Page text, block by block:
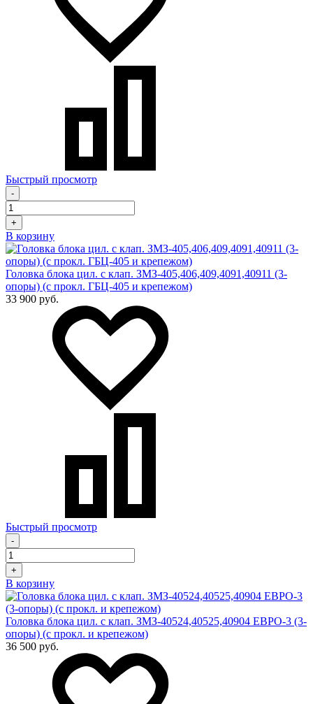
Быстрый просмотр
-
+
В корзину
Головка блока цил. с клап. ЗМЗ-405,406,409,4091,40911 (3-
опоры) (с прокл. ГБЦ-405 и крепежом)
33 900 руб.
Быстрый просмотр
-
+
В корзину
Головка блока цил. с клап. ЗМЗ-40524,40525,40904 ЕВРО-3 (3-
опоры) (с прокл. и крепежом)
36 500 руб.